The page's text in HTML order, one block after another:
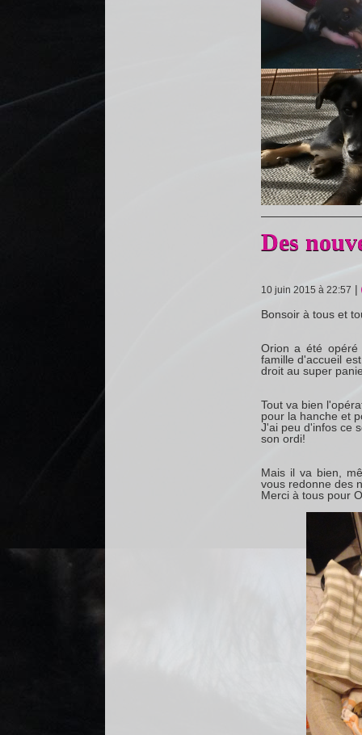
Des
10 juin 2015 à 22:57 |
Bonsoir à tous et
Orion a été
famille d'accueil
droit au super
Tout va bien
pour la hanche et
J'ai peu d'infos ce
son ordi!
Mais il va bien,
vous redonne des
Merci à tous pour